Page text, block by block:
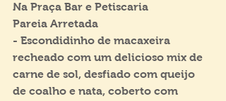
Na Praça Bar e Petiscaria
Pareia Arretada
- Escondidinho de macaxeira
recheado com um delicioso mix de
carne de sol, desfiado com queijo
de coalho e nata, coberto com